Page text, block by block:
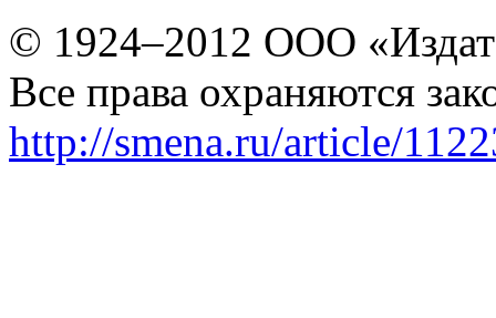
© 1924–2012 ООО
Все права охраняются
http://smena.ru/article/